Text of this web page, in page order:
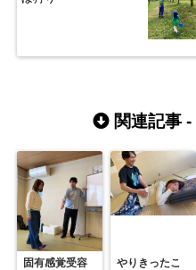
関連記事 -
固有感覚受容
やりきったこ